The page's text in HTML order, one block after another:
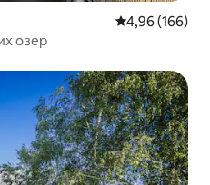
Середня
4,96 (166)
озер